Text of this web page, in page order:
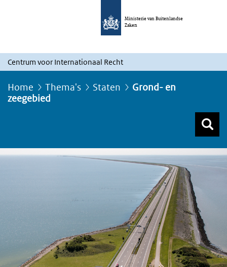
Ministerie van Buitenlandse
Zaken
Centrum voor Internationaal Recht
Home Thema's Staten
Grond- en
zeegebied